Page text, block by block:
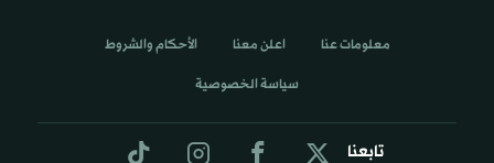
تابعنا
معلومات عنا اعلن معنا الأحكام والشروط
سياسة الخصوصية